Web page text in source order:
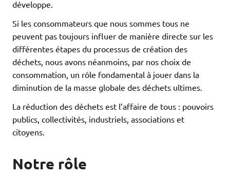
développe.
Si les consommateurs que nous sommes tous ne
peuvent pas toujours influer de manière directe sur les
différentes étapes du processus de création des
déchets, nous avons néanmoins, par nos choix de
consommation, un rôle fondamental à jouer dans la
diminution de la masse globale des déchets ultimes.
La réduction des déchets est l’affaire de tous : pouvoirs
publics, collectivités, industriels, associations et
citoyens.
Notre rôle